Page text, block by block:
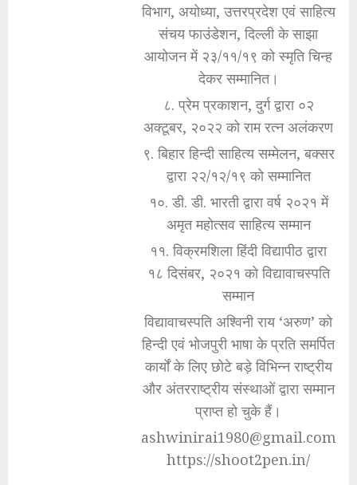
विभाग, अयोध्या, उत्तरप्रदेश एवं साहित्य
संचय फाउंडेशन, दिल्ली के साझा
आयोजन में २३/११/१९ को स्मृति चिन्ह
देकर सम्मानित।
८. प्रेम प्रकाशन, दुर्ग द्वारा ०२
अक्टूबर, २०२२ को राम रत्न अलंकरण
९. बिहार हिन्दी साहित्य सम्मेलन, बक्सर
द्वारा २२/१२/१९ को सम्मानित
१०. डी. डी. भारती द्वारा वर्ष २०२१ में
अमृत महोत्सव साहित्य सम्मान
११. विक्रमशिला हिंदी विद्यापीठ द्वारा
१८ दिसंबर, २०२१ को विद्यावाचस्पति
सम्मान
विद्यावाचस्पति अश्विनी राय ‘अरुण’ को
हिन्दी एवं भोजपुरी भाषा के प्रति समर्पित
कार्यों के लिए छोटे बड़े विभिन्न राष्ट्रीय
और अंतरराष्ट्रीय संस्थाओं द्वारा सम्मान
प्राप्त हो चुके हैं।
ashwinirai1980@gmail.com
https://shoot2pen.in/